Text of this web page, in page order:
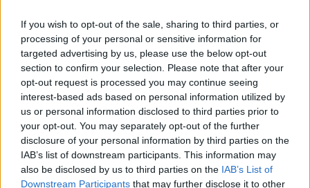
If you wish to opt-out of the sale, sharing to third parties, or
processing of your personal or sensitive information for
targeted advertising by us, please use the below opt-out
section to confirm your selection. Please note that after your
opt-out request is processed you may continue seeing
interest-based ads based on personal information utilized by
us or personal information disclosed to third parties prior to
your opt-out. You may separately opt-out of the further
disclosure of your personal information by third parties on the
IAB’s list of downstream participants. This information may
also be disclosed by us to third parties on the IAB’s List of
Downstream Participants that may further disclose it to other
ÉLETMÓD